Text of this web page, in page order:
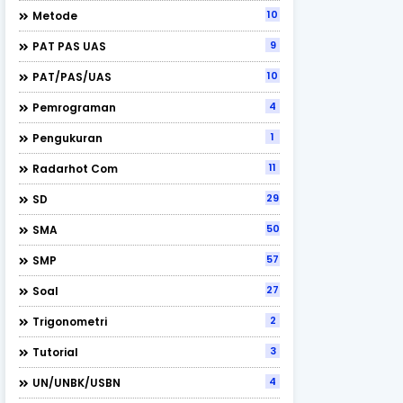
Metode 10
PAT PAS UAS 9
PAT/PAS/UAS 10
Pemrograman 4
Pengukuran 1
Radarhot Com 11
SD 29
SMA 50
SMP 57
Soal 27
Trigonometri 2
Tutorial 3
UN/UNBK/USBN 4